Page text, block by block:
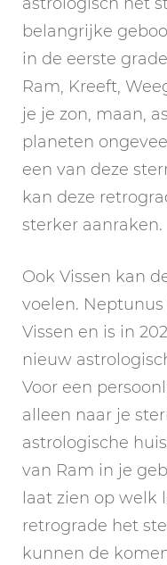
belangrijke
in de eerste
Ram, Kreeft,
je je zon, maan,
planeten
een van deze
kan deze
sterker aanraken.
Ook Vissen kan
voelen.
Vissen en is in
nieuw
Voor een
alleen naar je
astrologische
van Ram in je
laat zien op welk
retrograde het
kunnen de